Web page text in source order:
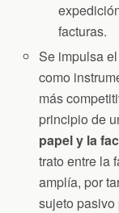
facturas.
Se impulsa
como
más
principio de
papel y la
trato entre la
amplía, por
sujeto